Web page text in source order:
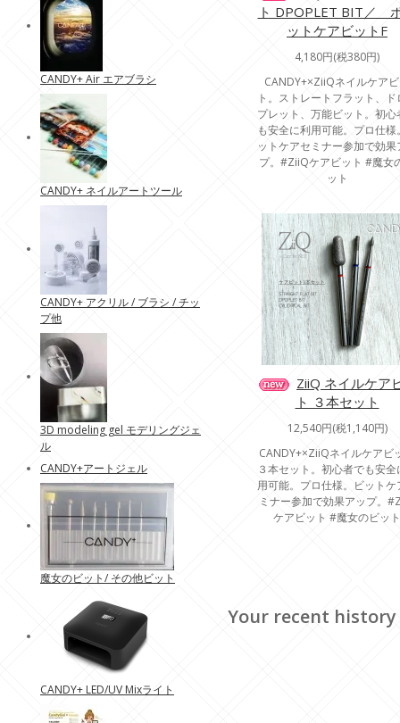
ト DPOPLET BIT／
ットケアビットF
4,180円(税380円)
CANDY+×ZiiQネイルケア
ト。ストレートフラット、ド
プレット、万能ビット。初心
も安全に利用可能。プロ仕様
ットケアセミナー参加で効果
プ。#ZiiQケアビット #魔女
ット
ZiiQ ネイルケア
ト ３本セット
12,540円(税1,140円)
CANDY+×ZiiQネイルケアビ
３本セット。初心者でも安全
用可能。プロ仕様。ビットケ
ミナー参加で効果アップ。
ケアビット #魔女のビット
Your recent history
CANDY+ Air エアブラシ
CANDY+ ネイルアートツール
CANDY+ アクリル / ブラシ / チッ
プ他
3D modeling gel モデリングジェ
ル
CANDY+アートジェル
魔女のビット/ その他ビット
CANDY+ LED/UV Mixライト